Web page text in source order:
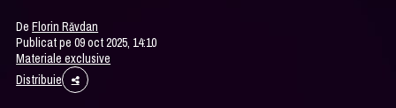
DeFlorin Răvdan
Publicat pe 09 oct 2025, 14:10
Materiale exclusive
Distribuie